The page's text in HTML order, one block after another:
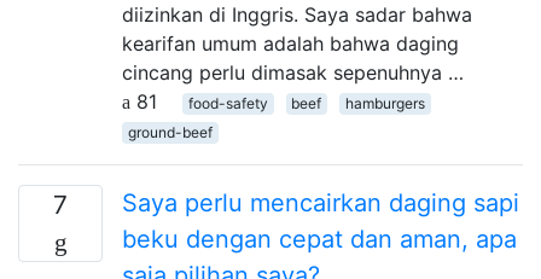
diizinkan di Inggris. Saya sadar bahwa
kearifan umum adalah bahwa daging
cincang perlu dimasak sepenuhnya …
81
food-safety beef
hamburgers
ground-beef
7
Saya perlu mencairkan daging sapi
beku dengan cepat dan aman, apa